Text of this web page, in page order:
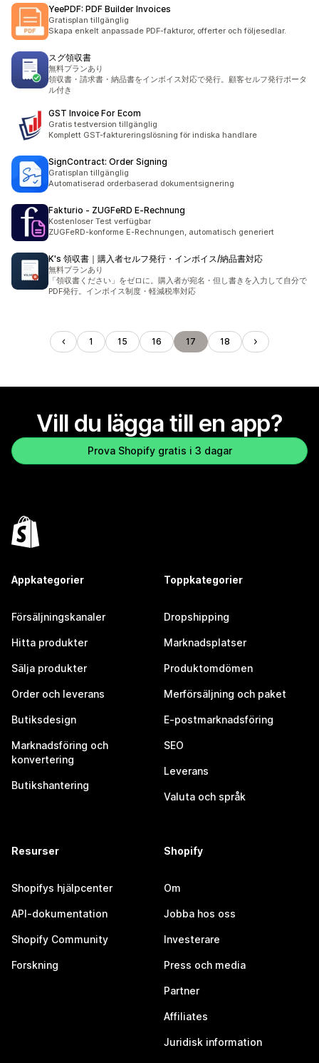
YeePDF: PDF Builder Invoices
Gratisplan tillgänglig
Skapa enkelt anpassade PDF-fakturor, offerter och följesedlar.
スグ領収書
無料プランあり
領収書・請求書・納品書をインボイス対応で発行。顧客セルフ発行ポータ
ル付き
GST Invoice For Ecom
Gratis testversion tillgänglig
Komplett GST-faktureringslösning för indiska handlare
SignContract: Order Signing
Gratisplan tillgänglig
Automatiserad orderbaserad dokumentsignering
Fakturio ‑ ZUGFeRD E‑Rechnung
Kostenloser Test verfügbar
ZUGFeRD-konforme E-Rechnungen, automatisch generiert
K's 領収書｜購入者セルフ発行・インボイス/納品書対応
無料プランあり
「領収書ください」をゼロに。購入者が宛名・但し書きを入力して自分で
PDF発行。インボイス制度・軽減税率対応
1 15 16 17 18
Vill du lägga till en app?
Prova Shopify gratis i 3 dagar
Appkategorier
Försäljningskanaler
Hitta produkter
Sälja produkter
Order och leverans
Butiksdesign
Marknadsföring och
konvertering
Butikshantering
Toppkategorier
Dropshipping
Marknadsplatser
Produktomdömen
Merförsäljning och paket
E-postmarknadsföring
SEO
Leverans
Valuta och språk
Resurser
Shopifys hjälpcenter
API-dokumentation
Shopify Community
Forskning
Shopify
Om
Jobba hos oss
Investerare
Press och media
Partner
Affiliates
Juridisk information